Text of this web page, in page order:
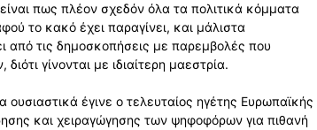
πως πλέον σχεδόν όλα τα πολιτικά κόμματα
το κακό έχει παραγίνει, και μάλιστα
από τις δημοσκοπήσεις με παρεμβολές που
γίνονται με ιδιαίτερη μαεστρία.
έγινε ο τελευταίος ηγέτης Ευρωπαϊκής
και χειραγώγησης των ψηφοφόρων για πιθανή